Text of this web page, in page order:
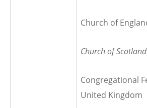
Church of
Church of Scotland
Congregational
United Kingdom